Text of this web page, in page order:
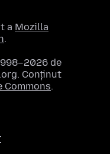
a Mozilla
.
de
Conținut
Commons.